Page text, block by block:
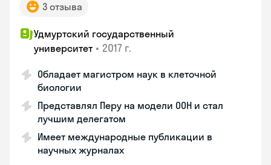
3 отзыва
Удмуртский государственный
университет • 2017 г.
Обладает магистром наук в клеточной
биологии
Представлял Перу на модели ООН и стал
лучшим делегатом
Имеет международные публикации в
научных журналах